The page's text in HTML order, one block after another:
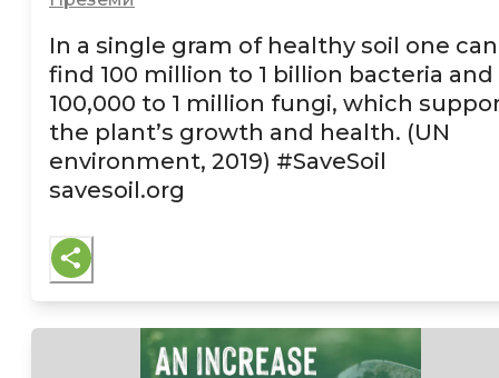
In a single gram of healthy soil one can
find 100 million to 1 billion bacteria and
100,000 to 1 million fungi, which
the plant’s growth and health. (UN
environment, 2019) #SaveSoil
savesoil.org